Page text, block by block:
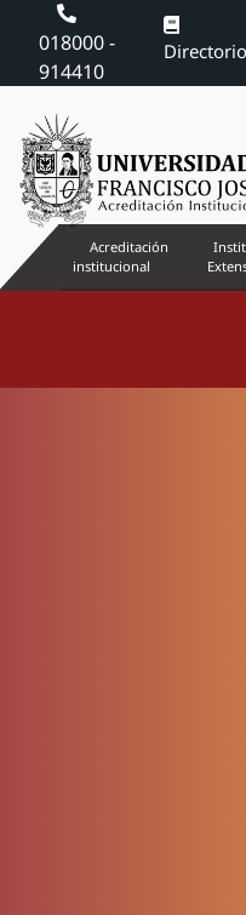
018000 -
914410
Directorio
Acreditación
institucional